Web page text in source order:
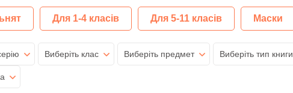
Для 1-4 класів Для 5-11 класів Маски
Виберіть клас Виберіть предмет Виберіть тип книги